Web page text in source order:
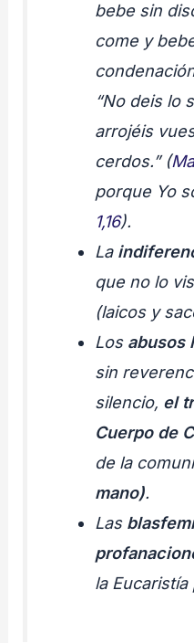
bebe sin
come y
“No deis lo
arrojéis
cerdos.” (
porque Yo
1,16).
La
que no lo
(laicos y
Los abusos
sin
silencio, el
Cuerpo de
de la
mano).
Las
la